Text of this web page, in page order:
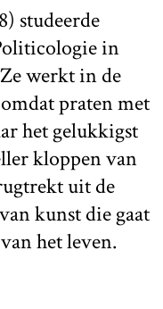
studeerde
in
werkt in de
praten met
het gelukkigst
kloppen van
uit de
kunst die gaat
het leven.